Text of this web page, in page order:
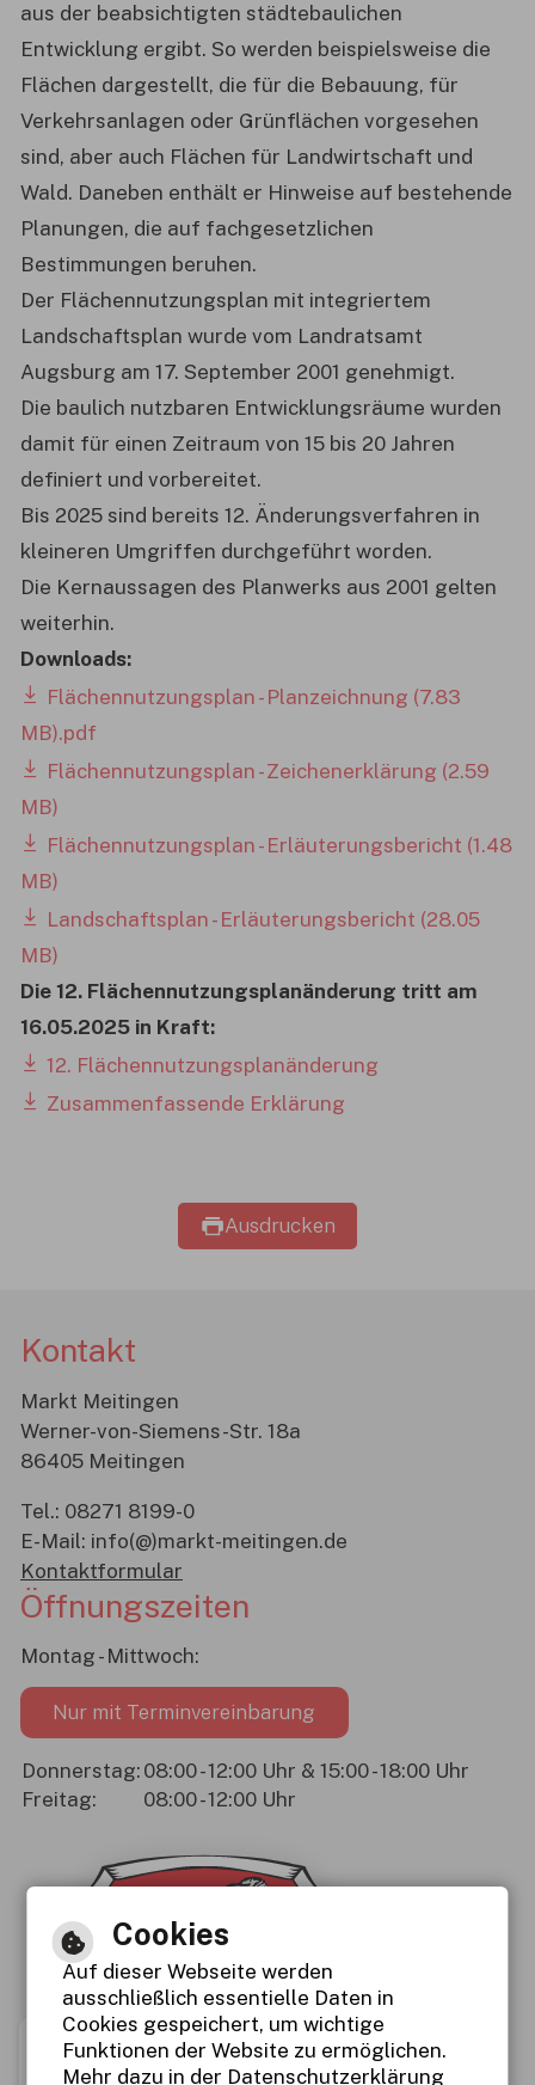
aus der beabsichtigten städtebaulichen
Entwicklung ergibt. So werden beispielsweise die
Flächen dargestellt, die für die Bebauung, für
Verkehrsanlagen oder Grünflächen vorgesehen
sind, aber auch Flächen für Landwirtschaft und
Wald. Daneben enthält er Hinweise auf bestehende
Planungen, die auf fachgesetzlichen
Bestimmungen beruhen.
Der Flächennutzungsplan mit integriertem
Landschaftsplan wurde vom Landratsamt
Augsburg am 17. September 2001 genehmigt.
Die baulich nutzbaren Entwicklungsräume wurden
damit für einen Zeitraum von 15 bis 20 Jahren
definiert und vorbereitet.
Bis 2025 sind bereits 12. Änderungsverfahren in
kleineren Umgriffen durchgeführt worden.
Die Kernaussagen des Planwerks aus 2001 gelten
weiterhin.
Downloads:
Flächennutzungsplan - Planzeichnung (7.83
MB).pdf
Flächennutzungsplan - Zeichenerklärung (2.59
MB)
Flächennutzungsplan - Erläuterungsbericht (1.48
MB)
Landschaftsplan - Erläuterungsbericht (28.05
MB)
Die 12. Flächennutzungsplanänderung tritt am
16.05.2025 in Kraft:
12. Flächennutzungsplanänderung
Zusammenfassende Erklärung
Ausdrucken
Kontakt
Markt Meitingen
Werner-von-Siemens-Str. 18a
86405 Meitingen
Tel.: 08271 8199-0
E-Mail: info(@)markt-meitingen.de
Kontaktformular
Öffnungszeiten
Montag - Mittwoch:
Nur mit Terminvereinbarung
Donnerstag: 08:00 - 12:00 Uhr & 15:00 - 18:00 Uhr
Freitag:
08:00 - 12:00 Uhr
Cookies
Auf dieser Webseite werden
ausschließlich essentielle Daten in
Cookies gespeichert, um wichtige
Funktionen der Website zu ermöglichen.
Mehr dazu in der Datenschutzerklärung